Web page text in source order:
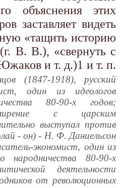
объяснения этих
заставляет видеть
«тащить историю
В. В.), «свернуть с
и т. д.)1 и т. п.
(1847-1918), русский
один из идеологов
80-90-х годов;
с царским
выступал против
- он) - Н. Ф. Даниельсон
экономист, один из
народничества 80-90-х
деятельности
от революционных